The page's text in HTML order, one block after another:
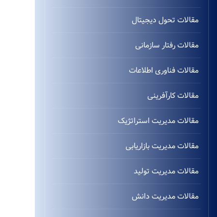
مقالات تحول دیجیتال
مقالات رفتار سازمانی
مقالات فناوری اطلاعات
مقالات کارآفرینی
مقالات مدیریت استراتژیک
مقالات مدیریت بازاریابی
مقالات مدیریت تولید
مقالات مدیریت دانش